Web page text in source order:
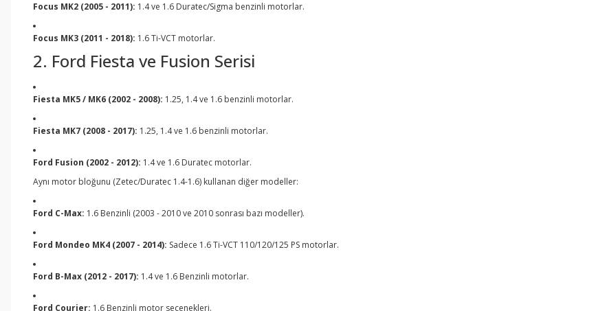
Focus MK2 (2005 - 2011): 1.4 ve 1.6 Duratec/Sigma benzinli motorlar.
Focus MK3 (2011 - 2018): 1.6 Ti-VCT motorlar.
2. Ford Fiesta ve Fusion Serisi
Fiesta MK5 / MK6 (2002 - 2008): 1.25, 1.4 ve 1.6 benzinli motorlar.
Fiesta MK7 (2008 - 2017): 1.25, 1.4 ve 1.6 benzinli motorlar.
Ford Fusion (2002 - 2012): 1.4 ve 1.6 Duratec motorlar.
Aynı motor bloğunu (Zetec/Duratec 1.4-1.6) kullanan diğer modeller:
Ford C-Max: 1.6 Benzinli (2003 - 2010 ve 2010 sonrası bazı modeller).
Ford Mondeo MK4 (2007 - 2014): Sadece 1.6 Ti-VCT 110/120/125 PS motorlar.
Ford B-Max (2012 - 2017): 1.4 ve 1.6 Benzinli motorlar.
Ford Courier: 1.6 Benzinli motor seçenekleri.